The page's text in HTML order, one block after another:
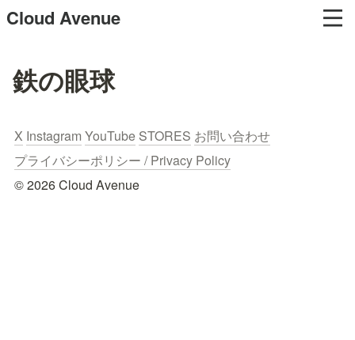
Cloud Avenue
鉄の眼球
X Instagram YouTube STORES お問い合わせ
プライバシーポリシー / Privacy Policy
© 2026 Cloud Avenue